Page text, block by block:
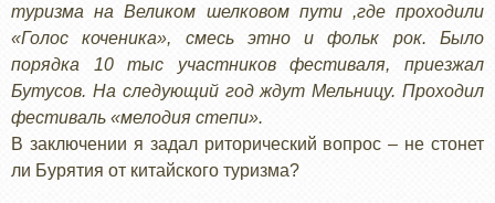
туризма на Великом шелковом пути ,где проходили
«Голос коченика», смесь этно и фольк рок. Было
порядка 10 тыс участников фестиваля, приезжал
Бутусов. На следующий год ждут Мельницу. Проходил
фестиваль «мелодия степи».
В заключении я задал риторический вопрос – не стонет
ли Бурятия от китайского туризма?